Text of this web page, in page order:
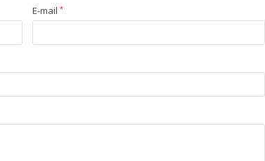
E-mail *